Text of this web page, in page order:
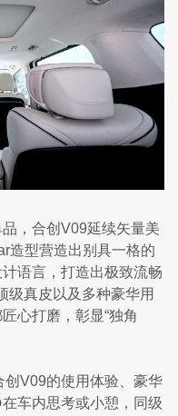
，合创V09延续矢量美
造型营造出别具一格的
语言，打造出极致流畅
级真皮以及多种豪华用
心打磨，彰显“独角
V09的使用体验、豪华
车内思考或小憩，同级